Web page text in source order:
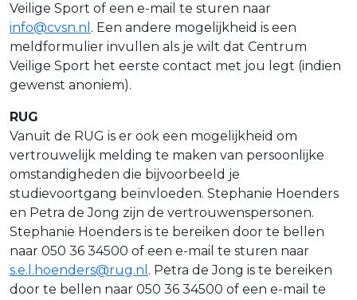
Veilige Sport of een e-mail te sturen naar
info@cvsn.nl . Een andere mogelijkheid is een
meldformulier invullen als je wilt dat Centrum
Veilige Sport het eerste contact met jou legt (indien
gewenst anoniem).
RUG
Vanuit de RUG is er ook een mogelijkheid om
vertrouwelijk melding te maken van persoonlijke
omstandigheden die bijvoorbeeld je
studievoortgang beïnvloeden. Stephanie Hoenders
en Petra de Jong zijn de vertrouwenspersonen.
Stephanie Hoenders is te bereiken door te bellen
naar 050 36 34500 of een e-mail te sturen naar
s.e.l.hoenders@rug.nl . Petra de Jong is te bereiken
door te bellen naar 050 36 34500 of een e-mail te